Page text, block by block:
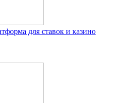
для ставок и казино